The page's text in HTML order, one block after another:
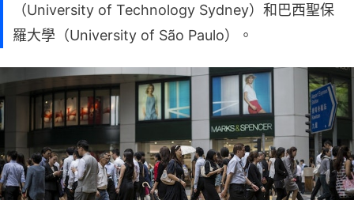
（University of Technology Sydney）和巴西聖保
羅大學（University of São Paulo）。